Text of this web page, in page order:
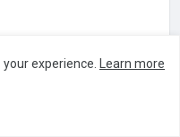
experience. Learn more